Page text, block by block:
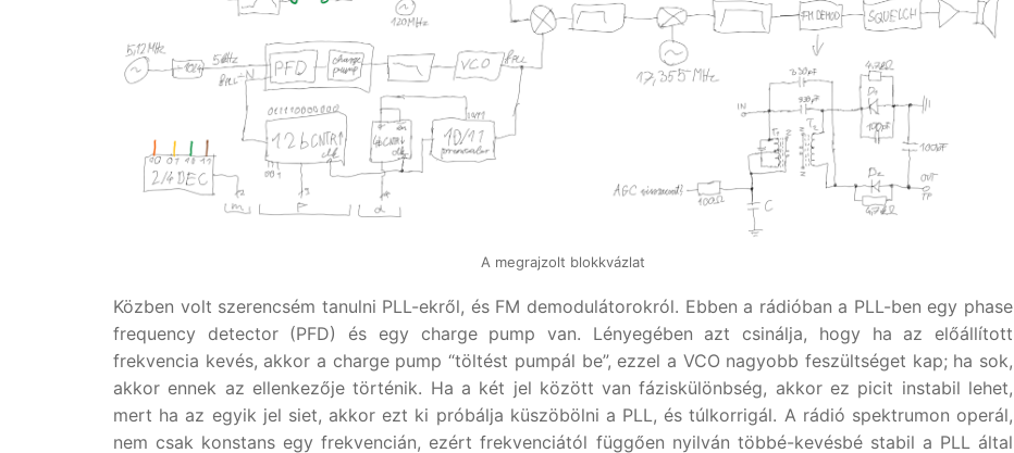
A megrajzolt blokkvázlat
Közben volt szerencsém tanulni PLL-ekről, és FM demodulátorokról. Ebben a rádióban a PLL-ben egy phase
frequency detector (PFD) és egy charge pump van. Lényegében azt csinálja, hogy ha az előállított
frekvencia kevés, akkor a charge pump “töltést pumpál be”, ezzel a VCO nagyobb feszültséget kap; ha sok,
akkor ennek az ellenkezője történik. Ha a két jel között van fáziskülönbség, akkor ez picit instabil lehet,
mert ha az egyik jel siet, akkor ezt ki próbálja küszöbölni a PLL, és túlkorrigál. A rádió spektrumon operál,
nem csak konstans egy frekvencián, ezért frekvenciától függően nyilván többé-kevésbé stabil a PLL által